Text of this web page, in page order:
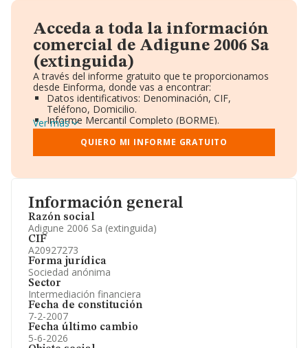
Información general
Razón social
Adigune 2006 Sa (extinguida)
CIF
A20927273
Forma jurídica
Sociedad anónima
Sector
Intermediación financiera
Fecha de constitución
7-2-2007
Fecha último cambio
5-6-2026
Acceda a toda la información
comercial de Adigune 2006 Sa
(extinguida)
A través del informe gratuito que te proporcionamos
desde Einforma, donde vas a encontrar:
Datos identificativos: Denominación, CIF,
Teléfono, Domicilio.
Informe Mercantil Completo (BORME).
Gráficos de Evolución Ventas y Empleados.
Consejo de Administración y Administradores.
Directivos y Ejecutivos.
Información oficial y registral complementaria.
Ver más
QUIERO MI INFORME GRATUITO